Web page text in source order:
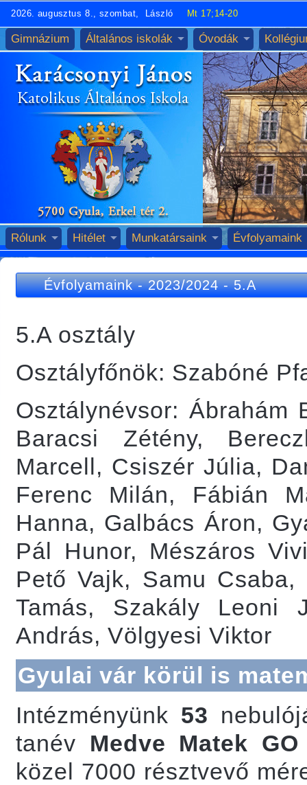
2026. augusztus 8., szombat, László Mt 17;14-20
Gimnázium Általános iskolák Óvodák
Rólunk Hitélet Munkatársaink Évfolyamaink
Évfolyamaink-2023/2024-5.A
5.A osztály
Osztályfőnök: Szabóné
Osztálynévsor: Ábrahám
Baracsi Zétény,
Marcell, Csiszér Júlia,
Ferenc Milán, Fábián
Hanna, Galbács Áron,
Pál Hunor, Mészáros
Pető Vajk, Samu
Tamás, Szakály Leoni
András, Völgyesi Viktor
Gyulai vár körül is
Intézményünk 53
tanév Medve Matek GO
közel 7000 résztvevő